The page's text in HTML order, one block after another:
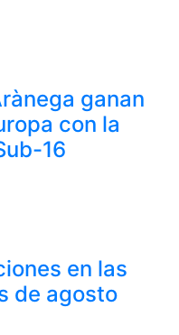
ganan
con la
16
en las
de agosto